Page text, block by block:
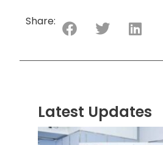
Share:
Latest Updates